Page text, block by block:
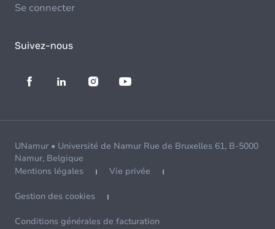
Se connecter
Suivez-nous
UNamur • Université de Namur Rue de Bruxelles 61, B-5000
Namur, Belgique
Mentions légales
Vie privée
Gestion des cookies
Conditions générales de facturation